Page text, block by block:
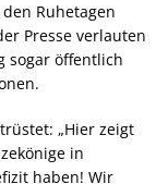
Ruhetagen
Presse verlauten
sogar öffentlich
„Hier zeigt
in
haben! Wir